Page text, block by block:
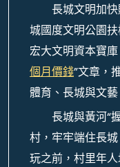
長城文明加
城國度文明公園
宏大文明資本寶
個月價錢”文章，
體育、長城與文
長城與黃河“
村，牢牢端住長
玩之前，村里年